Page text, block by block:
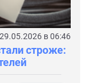
29.05.2026 в 06:46
строже: